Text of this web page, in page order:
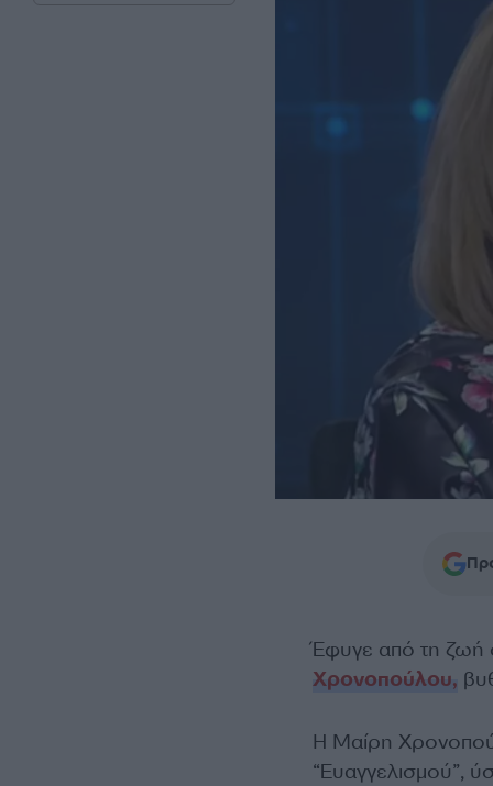
Έφυγε από τη ζωή
Χρονοπούλου,
Η Μαίρη
“Ευαγγελισμού”,